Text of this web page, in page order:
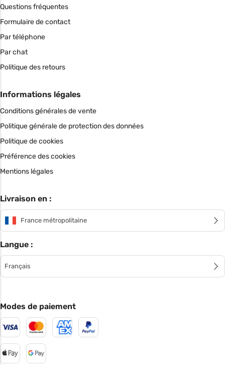
Questions fréquentes
Formulaire de contact
Par téléphone
Par chat
Politique des retours
Informations légales
Conditions générales de vente
Politique générale de protection des données
Politique de cookies
Préférence des cookies
Mentions légales
Livraison en :
France métropolitaine
Langue :
Français
Modes de paiement